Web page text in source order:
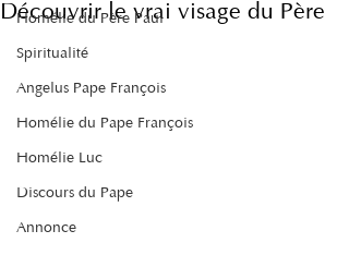
Homélie du Père Paul
Spiritualité
Angelus Pape François
Homélie du Pape François
Homélie Luc
Discours du Pape
Annonce
Découvrir le vrai visage du Père